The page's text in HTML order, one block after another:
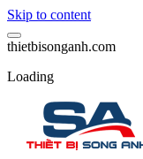
Skip to content
thietbisonganh.com
Loading